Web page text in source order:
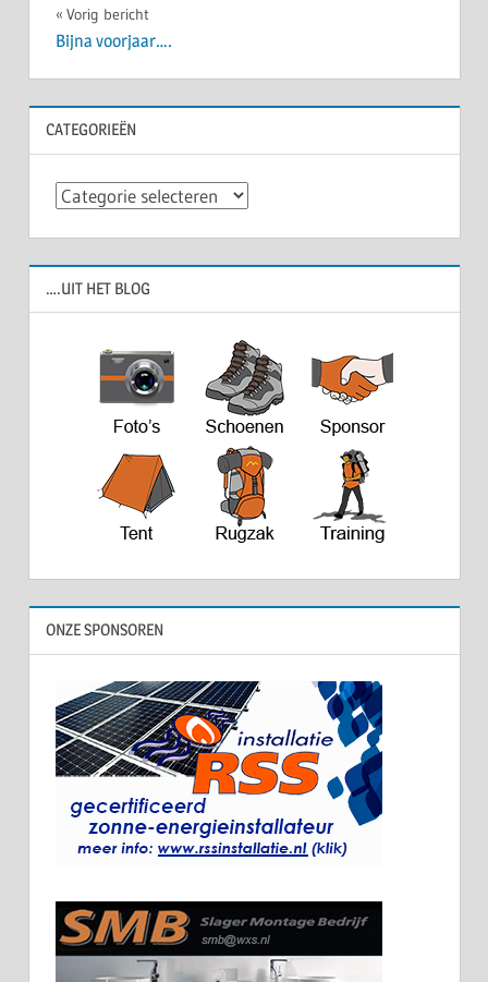
Bericht
navigatie
Vorig bericht
Bijna voorjaar….
CATEGORIEËN
Categorieën
….UIT HET BLOG
ONZE SPONSOREN